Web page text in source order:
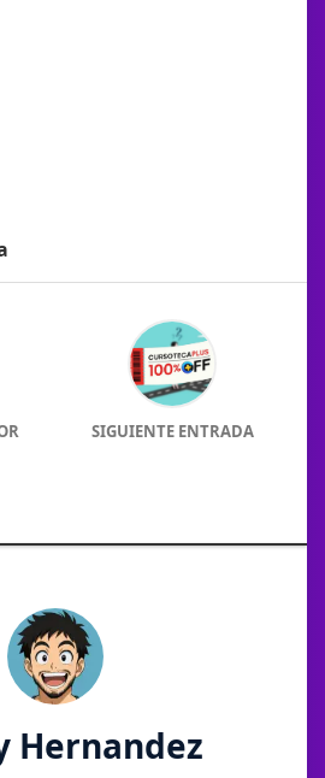
SIGUIENTE ENTRADA
Hernandez